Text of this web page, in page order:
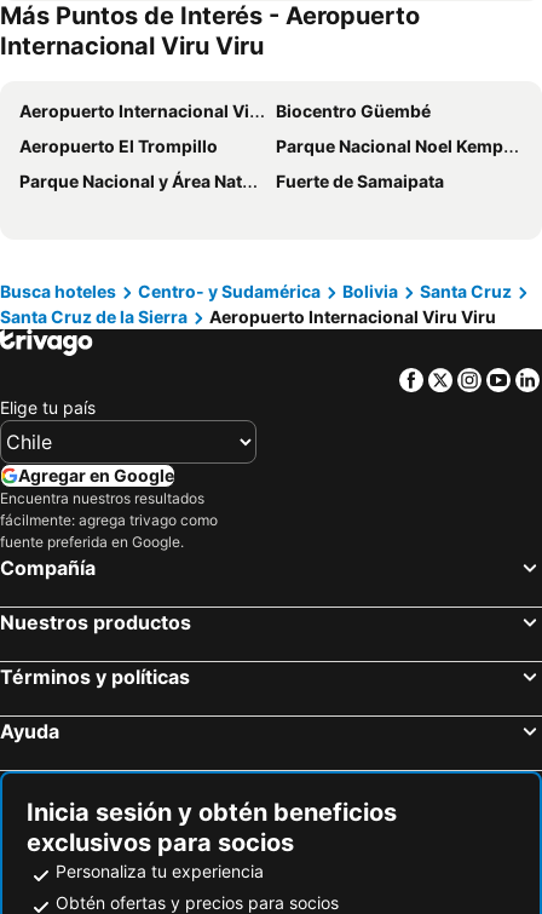
Hotel Osho
Sun Hotel
Hotel Continental Park
Hotel Sirari By Regina
Buganvillas Hotel Suites & Spa
TRYP by Wyndham Santa Cruz
La Siesta Hotel
Yotau All Suites
Delfines Collection Hotel by Mercure
Santa Cruz Home
Las Americas
Swissotel Santa Cruz de La Sierra
Prince
Hotel Casa Blanca
Gaman Hotel Glamping
Residencial Canada
Más Puntos de Interés - Aeropuerto
Internacional Viru Viru
Aeropuerto Internacional Viru Viru
Biocentro Güembé
Aeropuerto El Trompillo
Parque Nacional Noel Kempff Mercado
Parque Nacional y Área Natural de Manejo Integrado Amboró
Fuerte de Samaipata
Busca hoteles Centro- y Sudamérica Bolivia
Santa Cruz
Santa Cruz de la Sierra
Aeropuerto Internacional Viru Viru
Facebook
Twitter
Elige tu país
Agregar en Google
Encuentra nuestros resultados
fácilmente: agrega trivago como
fuente preferida en Google.
Compañía
Nuestros productos
Términos y políticas
Ayuda
Inicia sesión y obtén beneficios
exclusivos para socios
Personaliza tu experiencia
Obtén ofertas y precios para socios